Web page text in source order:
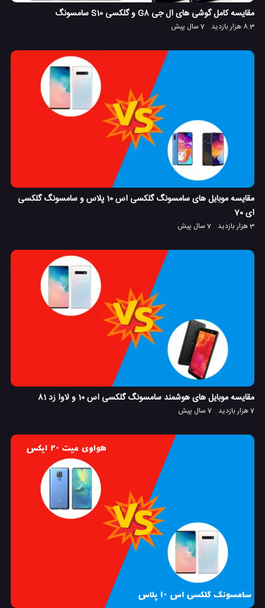
مقایسه کامل گوشی های ال جی G8 و گلکسی S10 سامسونگ
8.3 هزار بازدید 7 سال پیش
مقایسه موبایل های سامسونگ گلکسی اس 10 پلاس و سامسونگ گلکسی
ای 70
3 هزار بازدید 7 سال پیش
مقایسه موبایل های هوشمند سامسونگ گلکسی اس 10 و لاوا زد 81
7 هزار بازدید 7 سال پیش